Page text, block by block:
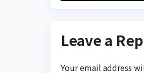
Leave a
Your email address